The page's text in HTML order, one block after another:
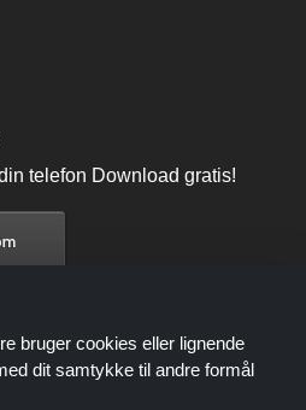
telefon Download gratis!
bruger cookies eller lignende
dit samtykke til andre formål